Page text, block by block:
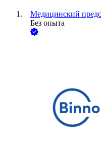
Медицинский
Без опыта